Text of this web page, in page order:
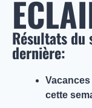
Résultats du
dernière:
cette